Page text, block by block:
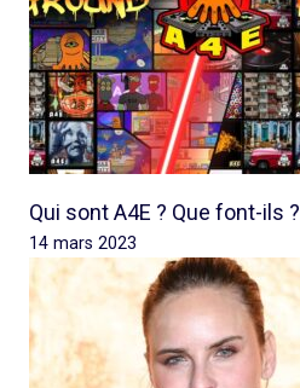
Qui sont A4E ? Que font-ils ?
14 mars 2023